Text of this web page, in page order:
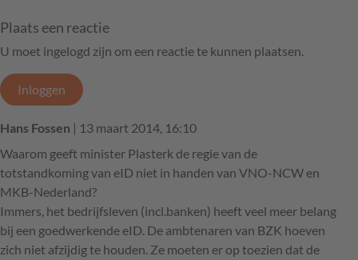
Plaats een reactie
U moet ingelogd zijn om een reactie te kunnen plaatsen.
Inloggen
Hans Fossen | 13 maart 2014, 16:10
Waarom geeft minister Plasterk de regie van de
totstandkoming van eID niet in handen van VNO-NCW en
MKB-Nederland?
Immers, het bedrijfsleven (incl.banken) heeft veel meer belang
bij een goedwerkende eID. De ambtenaren van BZK hoeven
zich niet afzijdig te houden. Ze moeten er op toezien dat de